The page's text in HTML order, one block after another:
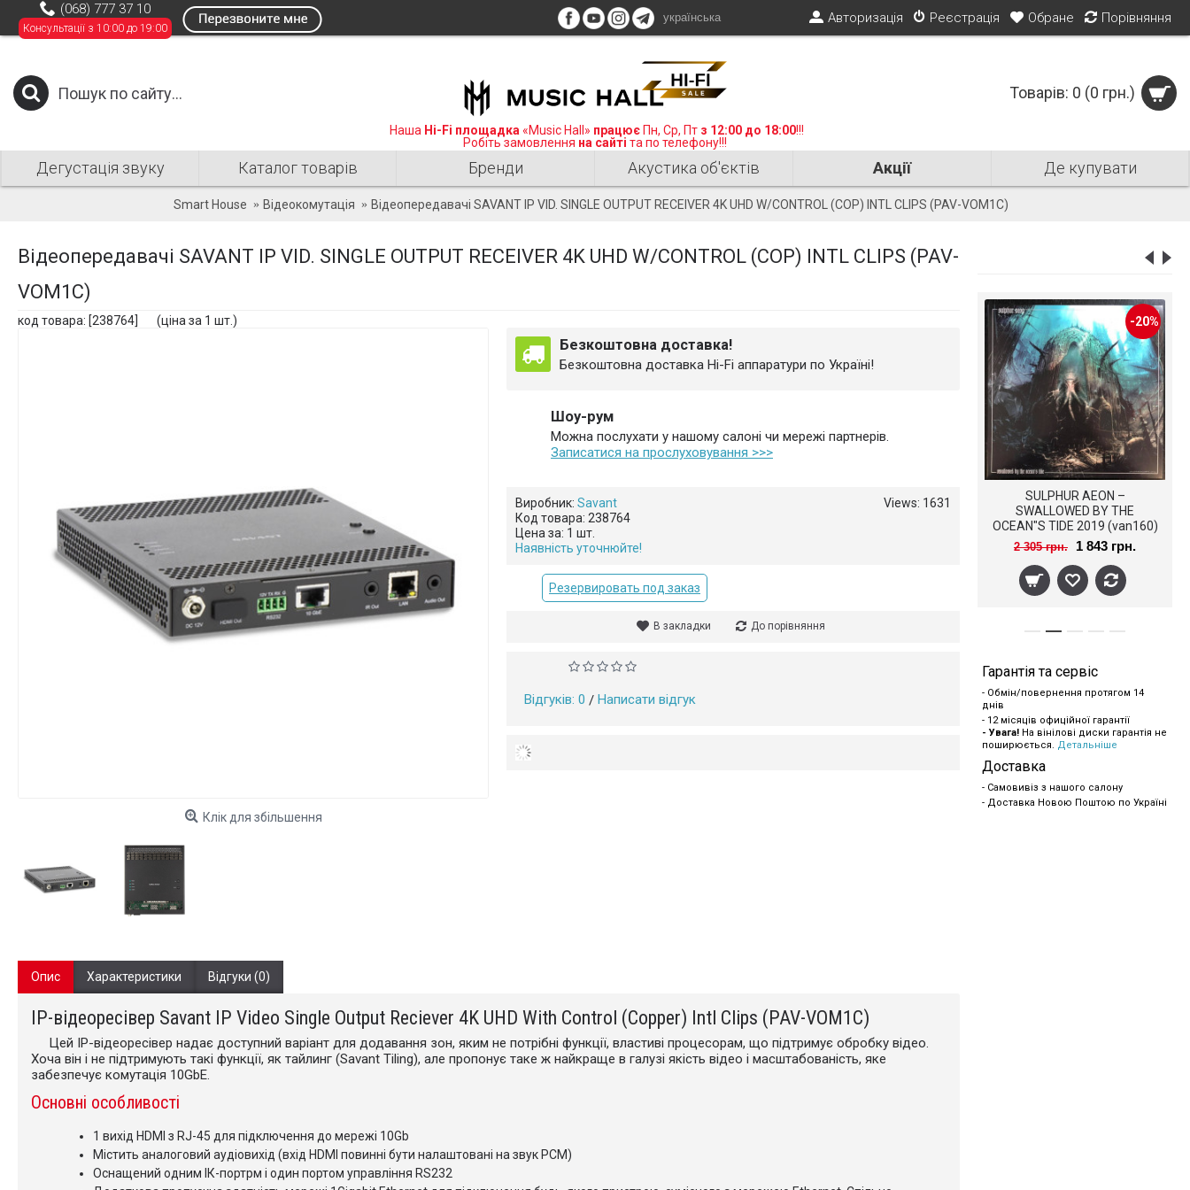
(068) 777 37 10
Консультації з 10:00 до 19:00
Авторизація Реєстрація Обране Порівняння
українська
Наша Hi-Fi площадка «Music Hall» працює Пн, Ср, Пт з 12:00 до 18:00!!!
Робіть замовлення на сайті та по телефону!!!
Товарів: 0 (0 грн.)
Дегустація звуку Каталог товарів Бренди Акустика об'єктів Акції Де купувати
Smart House Відеокомутація Відеопередавачі SAVANT IP VID. SINGLE OUTPUT RECEIVER 4K UHD W/CONTROL (COP) INTL CLIPS (PAV-VOM1C)
Саундбар Artison STUDIO 65
SOUNDBAR
-20%
SULPHUR AEON –
SWALLOWED BY THE
OCEAN"S TIDE 2019 (van160)
VAN/EU MINT
2 305 грн. 1 843 грн.
Гарантія та сервіс
- Обмін/повернення протягом 14
днів
- 12 місяців офиційної гарантії
- Увага! На вінілові диски гарантія не
поширюється. Детальніше
Доставка
- Самовивіз з нашого салону
- Доставка Новою Поштою по Україні
Відеопередавачі SAVANT IP VID. SINGLE OUTPUT RECEIVER 4K UHD W/CONTROL (COP) INTL CLIPS (PAV-
VOM1C)
код товара: [238764] (ціна за 1 шт.)
Клік для збільшення
Безкоштовна доставка!
Безкоштовна доставка Hi-Fi аппаратури по Україні!
Шоу-рум
Можна послухати у нашому салоні чи мережі партнерів.
Записатися на прослуховування >>>
Views: 1631
Виробник: Savant
Код товара: 238764
Цена за: 1 шт.
Наявність уточнюйте!
Резервировать под заказ
В закладки До порівняння
Відгуків: 0 / Написати відгук
Опис Характеристики Відгуки (0)
IP-відеоресівер Savant IP Video Single Output Reciever 4K UHD With Control (Copper) Intl Clips (PAV-VOM1C)
Цей IP-відеоресівер надає доступний варіант для додавання зон, яким не потрібні функції, властиві процесорам, що підтримує обробку відео.
Хоча він і не підтримують такі функції, як тайлинг (Savant Tiling), але пропонує таке ж найкраще в галузі якість відео і масштабованість, яке
забезпечує комутація 10GbE.
Основні особливості
1 вихід HDMI з RJ-45 для підключення до мережі 10Gb
Містить аналоговий аудіовихід (вхід HDMI повинні бути налаштовані на звук PCM)
Оснащений одним ІК-портрм і один портом управління RS232